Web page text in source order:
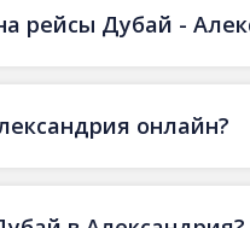
рейсы Дубай -
онлайн?